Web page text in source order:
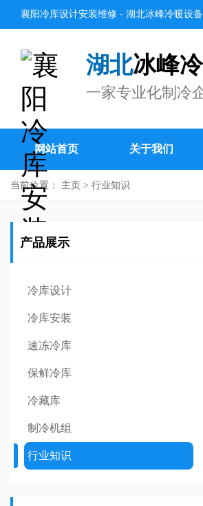
襄阳冷库设计安装维修 - 湖北冰峰冷暖设备
湖北冰峰
一家专业化制冷
网站首页 关于我们
当前位置： 主页 > 行业知识
产品展示
冷库设计
冷库安装
速冻冷库
保鲜冷库
冷藏库
制冷机组
行业知识